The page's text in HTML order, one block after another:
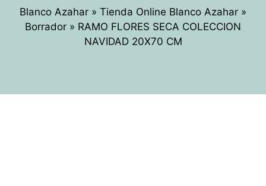
Blanco Azahar » Tienda Online Blanco Azahar »
Borrador » RAMO FLORES SECA COLECCION
NAVIDAD 20X70 CM